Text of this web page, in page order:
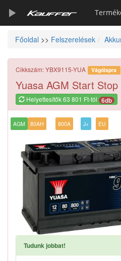
Szerszámkatalógus
Kosár
Alkatrészek
Főoldal >> Felszerelések
Cikkszám: YBX9115-YUA Vágólapra
Yuasa AGM Start
Helyettesítők 63 801 Ft-tól 6db
AGM 80AH 800A J+ EU
Tudunk jobbat!